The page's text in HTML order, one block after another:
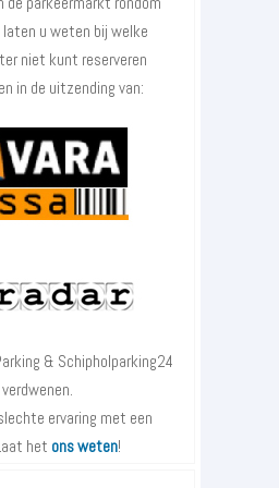
laten u weten bij welke
niet kunt reserveren
in de uitzending van:
& Schipholparking24
ervaring met een
het ons weten!